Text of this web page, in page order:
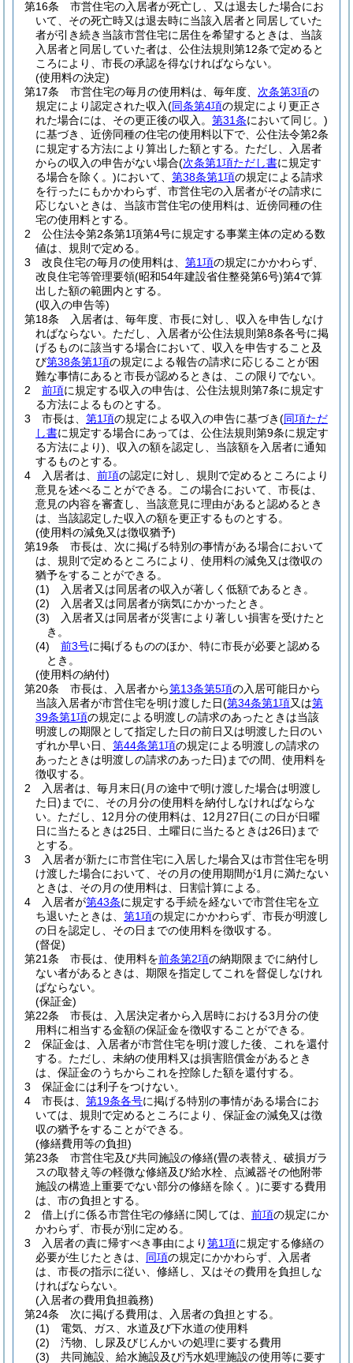
第16条
市営住宅の入居者が死亡し、又は退去した場合にお
いて、その死亡時又は退去時に当該入居者と同居していた
者が引き続き当該市営住宅に居住を希望するときは、当該
入居者と同居していた者は、公住法規則第12条で定めると
ころにより、市長の承認を得なければならない。
(使用料の決定)
第17条
市営住宅の毎月の使用料は、毎年度、 次条第3項の
規定により認定された収入(同条第4項の規定により更正さ
れた場合には、その更正後の収入。 第31条において同じ。)
に基づき、近傍同種の住宅の使用料以下で、公住法令第2条
に規定する方法により算出した額とする。 ただし、入居者
からの収入の申告がない場合(次条第1項ただし書に規定す
る場合を除く。)において、 第38条第1項の規定による請求
を行ったにもかかわらず、市営住宅の入居者がその請求に
応じないときは、当該市営住宅の使用料は、近傍同種の住
宅の使用料とする。
2
公住法令第2条第1項第4号に規定する事業主体の定める数
値は、規則で定める。
3
改良住宅の毎月の使用料は、 第1項の規定にかかわらず、
改良住宅等管理要領(昭和54年建設省住整発第6号)第4で算
出した額の範囲内とする。
(収入の申告等)
第18条
入居者は、毎年度、市長に対し、収入を申告しなけ
ればならない。 ただし、入居者が公住法規則第8条各号に掲
げるものに該当する場合において、収入を申告すること及
び第38条第1項の規定による報告の請求に応じることが困
難な事情にあると市長が認めるときは、この限りでない。
2
前項に規定する収入の申告は、公住法規則第7条に規定す
る方法によるものとする。
3
市長は、 第1項の規定による収入の申告に基づき(同項ただ
し書に規定する場合にあっては、公住法規則第9条に規定す
る方法により) 、収入の額を認定し、当該額を入居者に通知
するものとする。
4
入居者は、 前項の認定に対し、規則で定めるところにより
意見を述べることができる。
この場合において、市長は、
意見の内容を審査し、当該意見に理由があると認めるとき
は、当該認定した収入の額を更正するものとする。
(使用料の減免又は徴収猶予)
第19条
市長は、次に掲げる特別の事情がある場合において
は、規則で定めるところにより、使用料の減免又は徴収の
猶予をすることができる。
(1)
入居者又は同居者の収入が著しく低額であるとき。
(2)
入居者又は同居者が病気にかかったとき。
(3)
入居者又は同居者が災害により著しい損害を受けたと
き。
(4)
前3号に掲げるもののほか、特に市長が必要と認める
とき。
(使用料の納付)
第20条
市長は、入居者から第13条第5項の入居可能日から
当該入居者が市営住宅を明け渡した日(第34条第1項又は第
39条第1項の規定による明渡しの請求のあったときは当該
明渡しの期限として指定した日の前日又は明渡した日のい
ずれか早い日、 第44条第1項の規定による明渡しの請求の
あったときは明渡しの請求のあった日) までの間、使用料を
徴収する。
2
入居者は、毎月末日(月の途中で明け渡した場合は明渡し
た日) までに、その月分の使用料を納付しなければならな
い。 ただし、12月分の使用料は、12月27日(この日が日曜
日に当たるときは25日、土曜日に当たるときは26日) まで
とする。
3
入居者が新たに市営住宅に入居した場合又は市営住宅を明
け渡した場合において、その月の使用期間が1月に満たない
ときは、その月の使用料は、日割計算による。
4
入居者が第43条に規定する手続を経ないで市営住宅を立
ち退いたときは、 第1項の規定にかかわらず、市長が明渡し
の日を認定し、その日までの使用料を徴収する。
(督促)
第21条
市長は、使用料を前条第2項の納期限までに納付し
ない者があるときは、期限を指定してこれを督促しなけれ
ばならない。
(保証金)
第22条
市長は、入居決定者から入居時における3月分の使
用料に相当する金額の保証金を徴収することができる。
2
保証金は、入居者が市営住宅を明け渡した後、これを還付
する。 ただし、未納の使用料又は損害賠償金があるとき
は、保証金のうちからこれを控除した額を還付する。
3
保証金には利子をつけない。
4
市長は、 第19条各号に掲げる特別の事情がある場合にお
いては、規則で定めるところにより、保証金の減免又は徴
収の猶予をすることができる。
(修繕費用等の負担)
第23条
市営住宅及び共同施設の修繕(畳の表替え、破損ガラ
スの取替え等の軽微な修繕及び給水栓、点滅器その他附帯
施設の構造上重要でない部分の修繕を除く。)に要する費用
は、市の負担とする。
2
借上げに係る市営住宅の修繕に関しては、 前項の規定にか
かわらず、市長が別に定める。
3
入居者の責に帰すべき事由により第1項に規定する修繕の
必要が生じたときは、 同項の規定にかかわらず、入居者
は、市長の指示に従い、修繕し、又はその費用を負担しな
ければならない。
(入居者の費用負担義務)
第24条
次に掲げる費用は、入居者の負担とする。
(1)
電気、ガス、水道及び下水道の使用料
(2)
汚物、し尿及びじんかいの処理に要する費用
(3)
共同施設、給水施設及び汚水処理施設の使用等に要す